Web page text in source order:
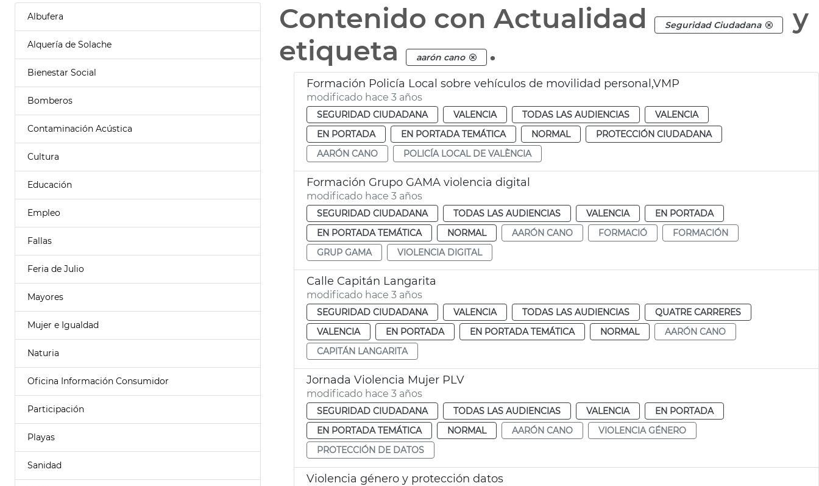
Albufera
Alquería de Solache
Bienestar Social
Bomberos
Contaminación Acústica
Cultura
Educación
Empleo
Fallas
Feria de Julio
Mayores
Mujer e Igualdad
Naturia
Oficina Información Consumidor
Participación
Playas
Sanidad
Contenido con Actualidad Seguridad Ciudadana
y
etiqueta
aarón cano .
Formación Policía Local sobre vehículos de movilidad personal,VMP
modificado hace 3 años
SEGURIDAD CIUDADANA VALENCIA TODAS LAS AUDIENCIAS
VALENCIA
EN PORTADA
EN PORTADA TEMÁTICA NORMAL
PROTECCIÓN CIUDADANA
AARÓN CANO
POLICÍA LOCAL DE VALÈNCIA
Formación Grupo GAMA violencia digital
modificado hace 3 años
SEGURIDAD CIUDADANA TODAS LAS AUDIENCIAS VALENCIA
EN PORTADA
EN PORTADA TEMÁTICA
NORMAL AARÓN CANO FORMACIÓ
FORMACIÓN
GRUP GAMA
VIOLENCIA DIGITAL
Calle Capitán Langarita
modificado hace 3 años
SEGURIDAD CIUDADANA VALENCIA TODAS LAS AUDIENCIAS
QUATRE CARRERES
VALENCIA
EN PORTADA EN PORTADA TEMÁTICA NORMAL
AARÓN CANO
CAPITÁN LANGARITA
Jornada Violencia Mujer PLV
modificado hace 3 años
SEGURIDAD CIUDADANA TODAS LAS AUDIENCIAS VALENCIA
EN PORTADA
EN PORTADA TEMÁTICA
NORMAL AARÓN CANO
VIOLENCIA GÉNERO
PROTECCIÓN DE DATOS
Violencia género y protección datos